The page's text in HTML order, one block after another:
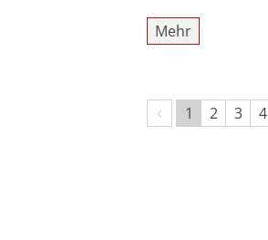
Mehr
Vorherige Seite
1 2 3 4